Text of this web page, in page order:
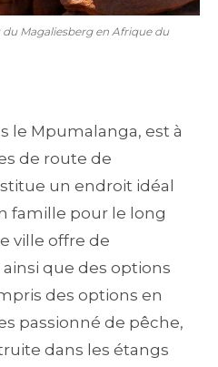
Magaliesberg en Afrique du
le Mpumalanga, est à
de route de
un endroit idéal
famille pour le long
ville offre de
que des options
des options en
passionné de pêche,
dans les étangs